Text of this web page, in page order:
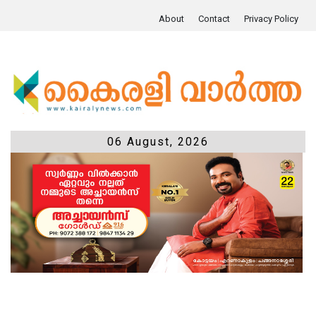
About Contact Privacy Policy
06 August, 2026